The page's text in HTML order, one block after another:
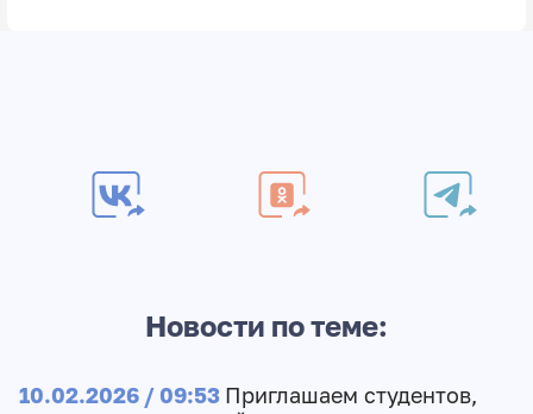
Новости по теме:
10.02.2026 / 09:53 Приглашаем студентов,